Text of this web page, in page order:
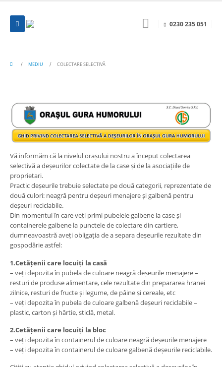
0230 235 051
MEDIU COLECTARE SELECTIVĂ
Vă informăm că la nivelul orașului nostru a început colectarea
selectivă a deșeurilor colectate de la case și de la asociațiile de
proprietari.
Practic deșeurile trebuie selectate pe două categorii, reprezentate de
două culori: neagră pentru deșeuri menajere și galbenă pentru
deșeuri reciclabile.
Din momentul în care veți primi pubelele galbene la case și
containerele galbene la punctele de colectare din cartiere,
dumneavoastră aveți obligația de a separa deșeurile rezultate din
gospodărie astfel:
1.Cetățenii care locuiți la casă
– veți depozita în pubela de culoare neagră deșeurile menajere –
resturi de produse alimentare, cele rezultate din prepararea hranei
zilnice, resturi de fructe și legume, de pâine și cereale, etc
– veți depozita în pubela de culoare galbenă deșeuri reciclabile –
plastic, carton și hârtie, sticlă, metal.
2.Cetățenii care locuiți la bloc
– veți depozita în containerul de culoare neagră deșeurile menajere
– veți depozita în containerul de culoare galbenă deșeurile reciclabile.